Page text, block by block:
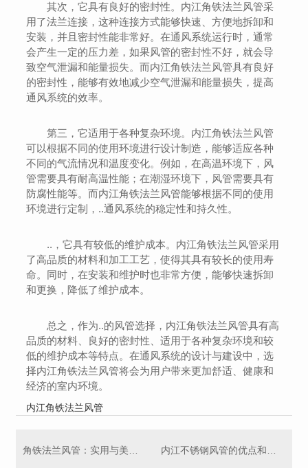
其次，它具有良好的密封性。内江角铁法兰风管采
用了法兰连接，这种连接方式能够快速、方便地拆卸和
安装，并且密封性能非常好。在通风系统运行时，通常
会产生一定的压力差，如果风管的密封性不好，就会导
致空气泄漏和能量损失。而内江角铁法兰风管具有良好
的密封性，能够有效地减少空气泄漏和能量损失，提高
通风系统的效率。
第三，它适用于各种复杂环境。内江角铁法兰风管
可以根据不同的使用环境进行设计制造，能够适应各种
不同的气流情况和温度变化。例如，在高温环境下，风
管需要具有耐高温性能；在潮湿环境下，风管需要具有
防腐性能等。而内江角铁法兰风管能够根据不同的使用
环境进行定制，..通风系统的稳定性和持久性。
..，它具有较低的维护成本。内江角铁法兰风管采用
了高品质的材料和加工工艺，使得其具有较长的使用寿
命。同时，在安装和维护时也非常方便，能够快速拆卸
和更换，降低了维护成本。
总之，作为..的风管选择，内江角铁法兰风管具有高
品质的材料、良好的密封性、适用于各种复杂环境和较
低的维护成本等特点。在通风系统的设计与建设中，选
择内江角铁法兰风管将会为用户带来更加舒适、健康和
经济的室内环境。
内江角铁法兰风管